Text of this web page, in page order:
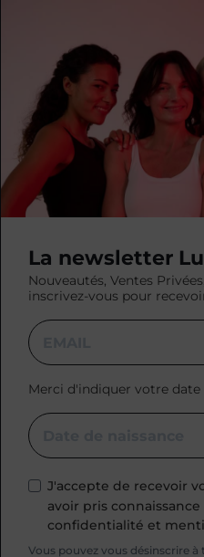
La newsletter
Nouveautés, Ventes
inscrivez-vous pour
Merci d'indiquer votre date
J'accepte de recevoir
avoir pris
confidentialité et
Vous pouvez vous désinscrire